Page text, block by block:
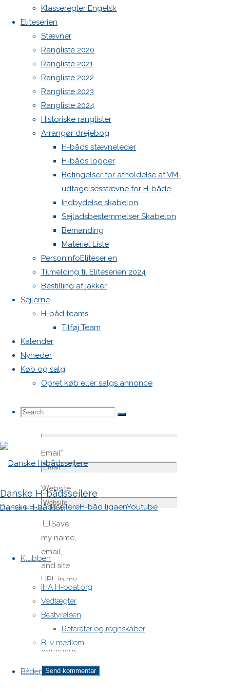
Klasseregler Engelsk
Eliteserien
Stævner
Rangliste 2020
Rangliste 2021
Rangliste 2022
Rangliste 2023
Rangliste 2024
Historiske ranglister
Arrangør drejebog
H-båds stævneleder
H-båds logoer
Betingelser for afholdelse af VM-
udtagelsesstævne for H-både
Indbydelse skabelon
Sejladsbestemmelser Skabelon
Bemanding
Materiel Liste
PersonInfoEliteserien
Tilmelding til Eliteserien 2024
Bestilling af jakker
Sejlerne
H-båd teams
Tilføj Team
Kalender
Nyheder
Køb og salg
Opret køb eller salgs annonce
Search
Search
Search
Danske H-bådssejlere
Dansk H-båd klub
Danske H-bådssejlereH-båd ligaenYoutube
Klubben
IHA H-boat.org
Vedtægter
Bestyrelsen
Referater og regnskaber
Bliv medlem
Båden
image
Next
image
Skriv
et
svar
Din e-
mailadresse
vil ikke
publiceret.
Krævede
felter er
markeret
med
Comment
Name
Email*
Website
Save
my name,
email,
and site
URL in my
browser
for next
time I
post a
comment.
WordPress.org